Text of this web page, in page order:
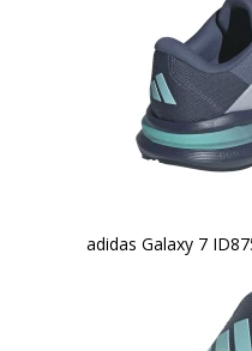
adidas Galaxy 7